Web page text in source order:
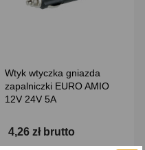
Wtyk wtyczka gniazda
zapalniczki EURO AMIO
12V 24V 5A
4,26 zł brutto